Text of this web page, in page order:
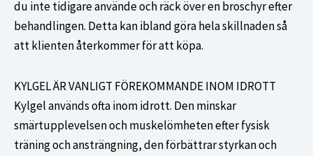
du inte tidigare använde och räck över en broschyr efter
behandlingen. Detta kan ibland göra hela skillnaden så
att klienten återkommer för att köpa.
KYLGEL ÄR VANLIGT FÖREKOMMANDE INOM IDROTT
Kylgel används ofta inom idrott. Den minskar
smärtupplevelsen och muskelömheten efter fysisk
träning och ansträngning, den förbättrar styrkan och